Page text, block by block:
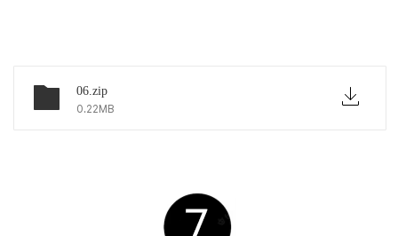
06.zip
0.22MB